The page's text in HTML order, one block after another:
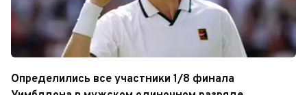
Определились все участники 1/8 финала